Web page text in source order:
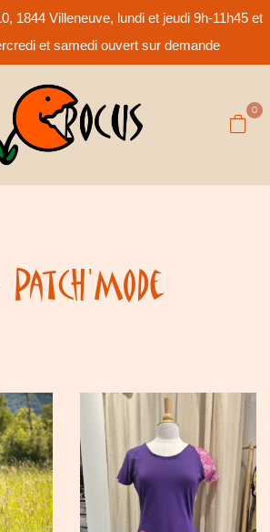
1844 Villeneuve, lundi et jeudi 9h-11h45 et
et samedi ouvert sur demande
0
Patch'Mode